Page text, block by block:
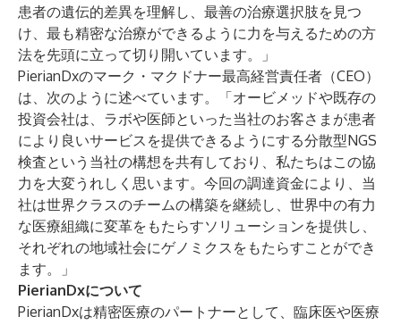
患者の遺伝的差異を理解し、最善の治療選択肢を見つ
け、最も精密な治療ができるように力を与えるための方
法を先頭に立って切り開いています。」
PierianDxのマーク・マクドナー最高経営責任者（CEO）
は、次のように述べています。「オービメッドや既存の
投資会社は、ラボや医師といった当社のお客さまが患者
により良いサービスを提供できるようにする分散型NGS
検査という当社の構想を共有しており、私たちはこの協
力を大変うれしく思います。今回の調達資金により、当
社は世界クラスのチームの構築を継続し、世界中の有力
な医療組織に変革をもたらすソリューションを提供し、
それぞれの地域社会にゲノミクスをもたらすことができ
ます。」
PierianDxについて
PierianDxは精密医療のパートナーとして、臨床医や医療